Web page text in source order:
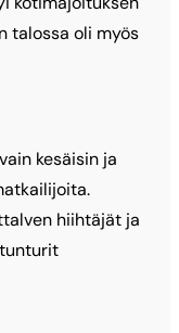
talossa oli myös
kesäisin ja
hiihtäjät ja